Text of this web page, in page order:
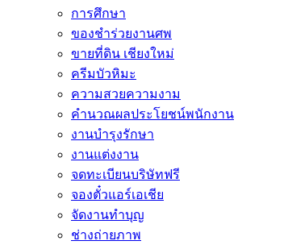
การศึกษา
ของชำร่วยงานศพ
ขายที่ดิน เชียงใหม่
ครีมบัวหิมะ
ความสวยความงาม
คำนวณผลประโยชน์พนักงาน
งานบำรุงรักษา
งานแต่งงาน
จดทะเบียนบริษัทฟรี
จองตั๋วแอร์เอเชีย
จัดงานทำบุญ
ช่างถ่ายภาพ